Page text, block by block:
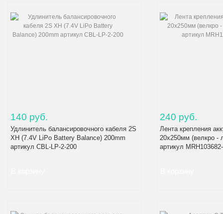
140 руб.
Удлинитель балансировочного кабеля 2S
XH (7.4V LiPo Battery Balance) 200mm
артикул CBL-LP-2-200
240 руб.
Лента крепления
20x250мм (велкро -
артикул